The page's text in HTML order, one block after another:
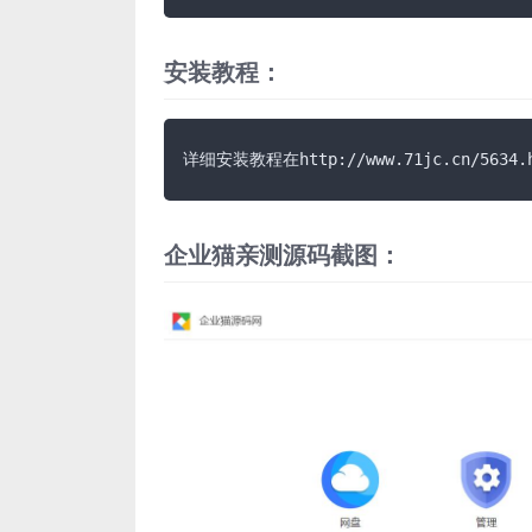
安装教程：
详细安装教程在http://www.71jc.cn/
企业猫亲测源码截图：